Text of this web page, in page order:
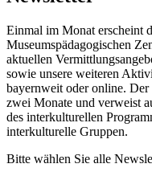
Einmal im Monat erscheint
Museumspädagogischen
aktuellen
sowie unsere weiteren
bayernweit oder online.
zwei Monate und verweist
des interkulturellen
interkulturelle Gruppen.
Bitte wählen Sie alle